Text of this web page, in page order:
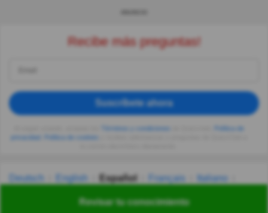
Revisar tu conocimiento
Recibe más preguntas!
Suscríbete ahora
Deutsch English Español Français
Italiano
Українська हिन्दी 한국어 汉语